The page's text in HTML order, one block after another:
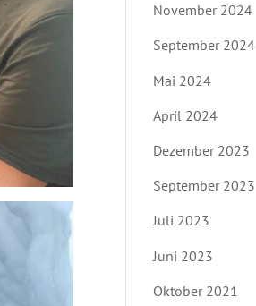
November 2024
September 2024
Mai 2024
April 2024
Dezember 2023
September 2023
Juli 2023
Juni 2023
Oktober 2021